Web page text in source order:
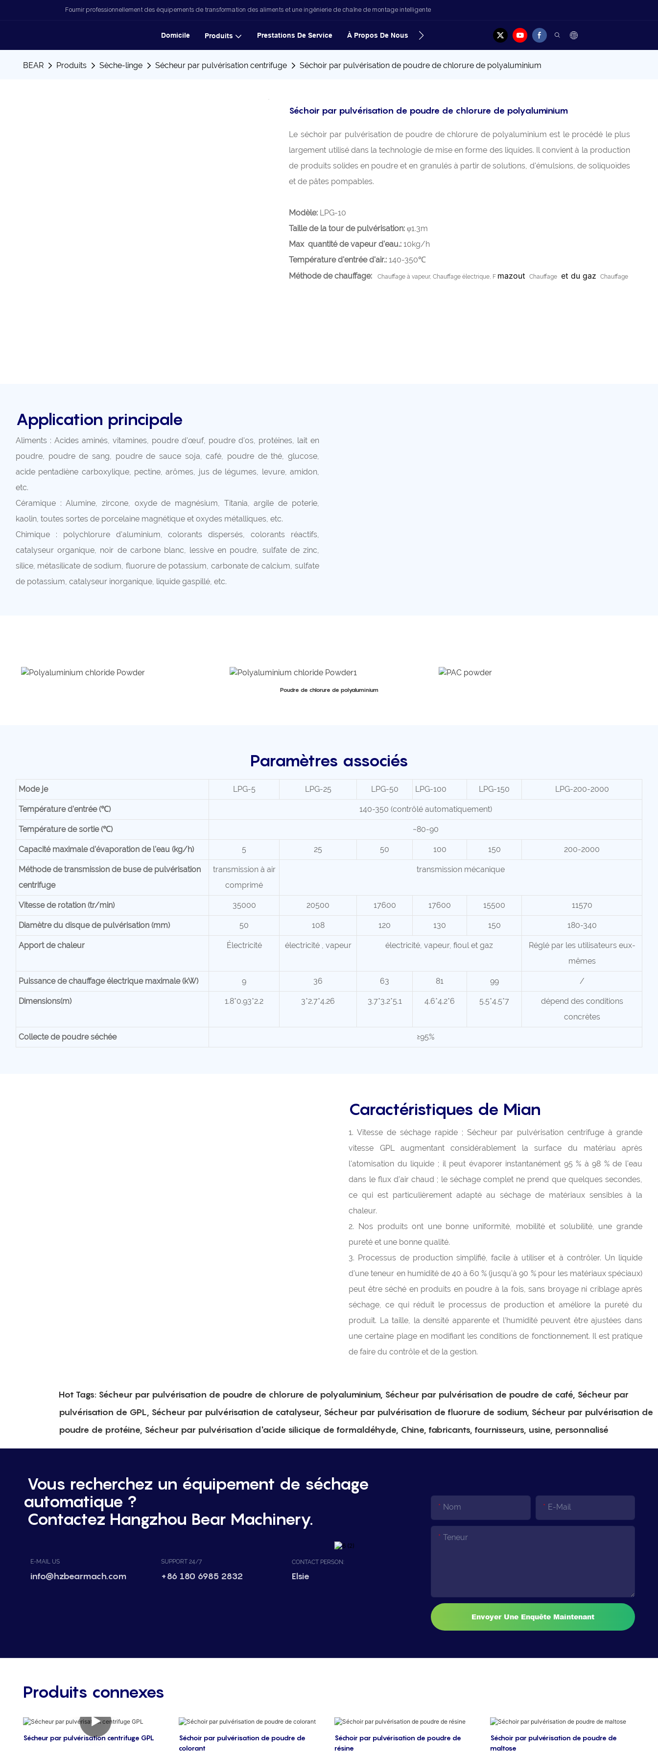
Fournir professionnellement des équipements de transformation des aliments et une ingénierie de chaîne de montage intelligente
Domicile Produits Prestations De Service À Propos De Nous Nouvelles Contacter
BEAR Produits Sèche-linge Sécheur par pulvérisation centrifuge Séchoir par pulvérisation de poudre de chlorure de polyaluminium
Séchoir par pulvérisation de poudre de chlorure de polyaluminium
Le séchoir par pulvérisation de poudre de chlorure de polyaluminium est le procédé le plus
largement utilisé dans la technologie de mise en forme des liquides. Il convient à la production
de produits solides en poudre et en granulés à partir de solutions, d'émulsions, de soliquoïdes
et de pâtes pompables.
Modèle: LPG-10
Taille de la tour de pulvérisation:φ1.3m
Max quantité de vapeur d'eau.:10kg/h
Température d'entrée d'air.:140-350℃
Méthode de chauffage:
Chauffage à vapeur, Chauffage électrique, F mazout Chauffage et du gaz Chauffage
Application principale
Aliments : Acides aminés, vitamines, poudre d'œuf, poudre d'os, protéines, lait en
poudre, poudre de sang, poudre de sauce soja, café, poudre de thé, glucose,
acide pentadiène carboxylique, pectine, arômes, jus de légumes, levure, amidon,
etc.
Céramique : Alumine, zircone, oxyde de magnésium, Titania, argile de poterie,
kaolin, toutes sortes de porcelaine magnétique et oxydes métalliques, etc.
Chimique : polychlorure d'aluminium, colorants dispersés, colorants réactifs,
catalyseur organique, noir de carbone blanc, lessive en poudre, sulfate de zinc,
silice, métasilicate de sodium, fluorure de potassium, carbonate de calcium, sulfate
de potassium, catalyseur inorganique, liquide gaspillé, etc.
Poudre de chlorure de polyaluminium
Paramètres associés
Mode je LPG-5 LPG-25 LPG-50 LPG-100 LPG-150 LPG-200-2000
Température d'entrée (℃) 140-350 (contrôlé automatiquement)
Température de sortie (℃) ~80-90
Capacité maximale d'évaporation de l'eau (kg/h) 5 25 50 100 150 200-2000
Méthode de transmission de buse de pulvérisation
centrifuge
transmission à air
comprimé
transmission mécanique
Vitesse de rotation (tr/min) 35000 20500 17600 17600 15500 11570
Diamètre du disque de pulvérisation (mm) 50 108 120 130 150 180-340
Apport de chaleur Électricité électricité , vapeur électricité, vapeur, fioul et gaz
Réglé par les utilisateurs eux-
mêmes
Puissance de chauffage électrique maximale (kW) 9 36 63 81 99 /
Dimensions(m) 1.8*0.93*2.2 3*2.7*4.26 3.7*3.2*5.1 4.6*4.2*6 5.5*4.5*7
dépend des conditions
concrètes
Collecte de poudre séchée ≥95%
Caractéristiques de Mian
1. Vitesse de séchage rapide ; Sécheur par pulvérisation centrifuge à grande
vitesse GPL augmentant considérablement la surface du matériau après
l'atomisation du liquide ; il peut évaporer instantanément 95 % à 98 % de l'eau
dans le flux d'air chaud ; le séchage complet ne prend que quelques secondes,
ce qui est particulièrement adapté au séchage de matériaux sensibles à la
chaleur.
2. Nos produits ont une bonne uniformité, mobilité et solubilité, une grande
pureté et une bonne qualité.
3. Processus de production simplifié, facile à utiliser et à contrôler. Un liquide
d'une teneur en humidité de 40 à 60 % (jusqu'à 90 % pour les matériaux spéciaux)
peut être séché en produits en poudre à la fois, sans broyage ni criblage après
séchage, ce qui réduit le processus de production et améliore la pureté du
produit. La taille, la densité apparente et l'humidité peuvent être ajustées dans
une certaine plage en modifiant les conditions de fonctionnement. Il est pratique
de faire du contrôle et de la gestion.
Hot Tags: Sécheur par pulvérisation de poudre de chlorure de polyaluminium, Sécheur par pulvérisation de poudre de café, Sécheur par
pulvérisation de GPL, Sécheur par pulvérisation de catalyseur, Sécheur par pulvérisation de fluorure de sodium, Sécheur par pulvérisation de
poudre de protéine, Sécheur par pulvérisation d'acide silicique de formaldéhyde, Chine, fabricants, fournisseurs, usine, personnalisé
Vous recherchez un équipement de séchage
automatique ?
Contactez Hangzhou Bear Machinery.
E-MAIL US
info@hzbearmach.com
SUPPORT 24/7
+86 180 6985 2832
CONTACT PERSON:
Elsie
Nom E-Mail
Teneur
Envoyer Une Enquête Maintenant
Produits connexes
Sécheur par pulvérisation centrifuge GPL
Séchoir par pulvérisation de poudre de
colorant
Séchoir par pulvérisation de poudre de
résine
Séchoir par pulvérisation de poudre de
maltose